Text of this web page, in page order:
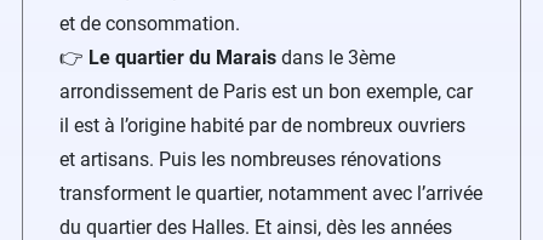
et de consommation.
👉 Le quartier du Marais dans le 3ème
arrondissement de Paris est un bon exemple, car
il est à l’origine habité par de nombreux ouvriers
et artisans. Puis les nombreuses rénovations
transforment le quartier, notamment avec l’arrivée
du quartier des Halles. Et ainsi, dès les années